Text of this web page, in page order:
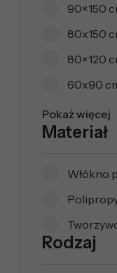
90×150
80x150
80×120
60x90
Pokaż więcej
Materiał
Włókno
Rodzaj